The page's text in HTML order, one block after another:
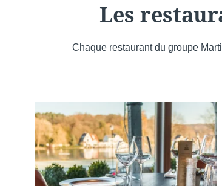
Les
Chaque restaurant du groupe
Malines,